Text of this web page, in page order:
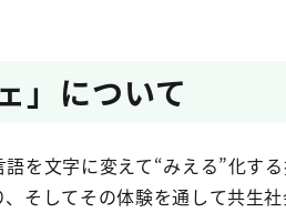
」について
語を文字に変えて“みえる”化
そしてその体験を通して共生